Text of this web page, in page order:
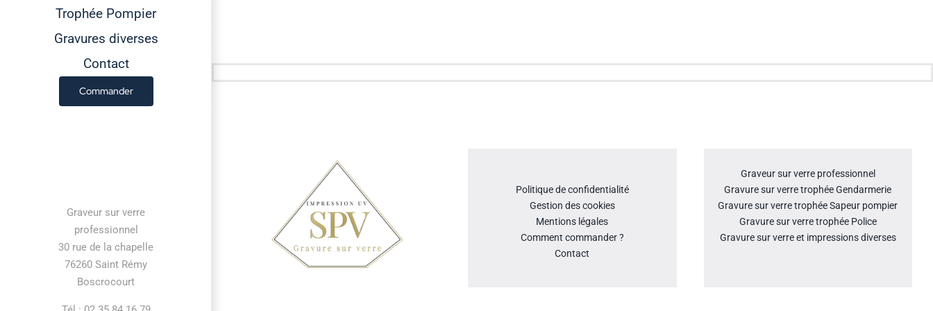
Trophée Pompier
Gravures diverses
Contact
Commander
Graveur sur verre
professionnel
30 rue de la chapelle
76260 Saint Rémy
Boscrocourt
Politique de confidentialité
Gestion des cookies
Mentions légales
Comment commander ?
Contact
Graveur sur verre professionnel
Gravure sur verre trophée Gendarmerie
Gravure sur verre trophée Sapeur pompier
Gravure sur verre trophée Police
Gravure sur verre et impressions diverses